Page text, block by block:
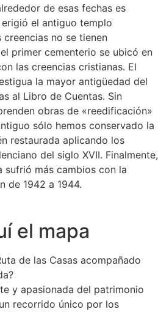
de esas fechas es
el antiguo templo
no se tienen
primer cementerio se ubicó en
las creencias cristianas. El
la mayor antigüedad del
al Libro de Cuentas. Sin
obras de «reedificación»
sólo hemos conservado la
restaurada aplicando los
del siglo XVII. Finalmente,
sufrió más cambios con la
de 1942 a 1944.
el mapa
de las Casas acompañado
y apasionada del patrimonio
recorrido único por los